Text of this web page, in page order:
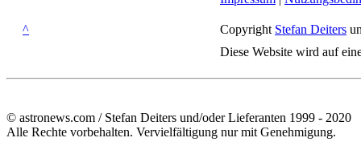
^ Copyright Stefan Deiters
Diese Website wird auf
© astronews.com / Stefan Deiters und/oder Lieferanten 1999 - 2020
Alle Rechte vorbehalten. Vervielfältigung nur mit Genehmigung.